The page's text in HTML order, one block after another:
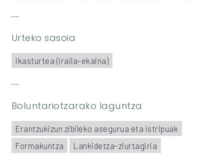
Urteko sasoia
Ikasturtea (iraila-ekaina)
Boluntariotzarako laguntza
Erantzukizun zibileko asegurua eta istripuak
Formakuntza
Lankidetza-ziurtagiria